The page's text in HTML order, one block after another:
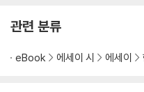
결핍과 사랑에 관하여
마라도
관련 분류
eBook 에세이 시 에세이